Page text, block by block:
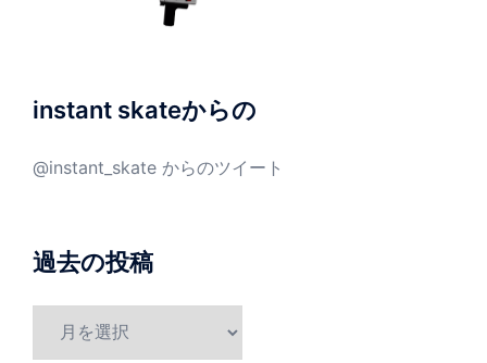
instant skateからの
@instant_skate からのツイート
過去の投稿